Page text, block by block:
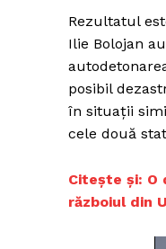
Rezultatul
Ilie Bolojan
posibil
în situații
cele două
Citește și: O
războiul din